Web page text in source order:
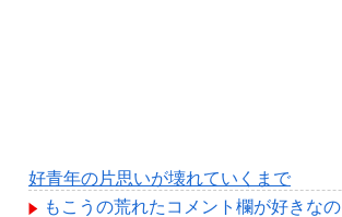
好青年の片思いが壊れていくまで
もこうの荒れたコメント欄が好きな